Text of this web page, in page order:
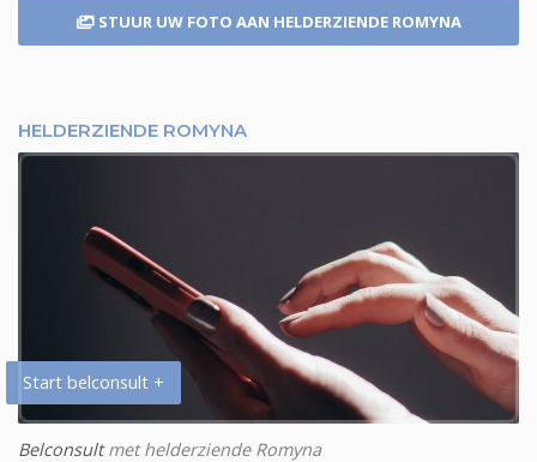
STUUR UW FOTO AAN HELDERZIENDE ROMYNA
HELDERZIENDE ROMYNA
Start belconsult +
Belconsultmet helderziende Romyna